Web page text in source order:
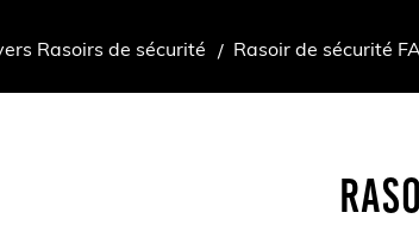
Rasoirs de sécurité Rasoir de sécurité